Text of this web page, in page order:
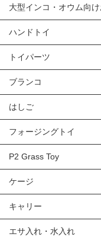
大型インコ・オウム向
ハンドトイ
トイパーツ
ブランコ
はしご
フォージングトイ
P2 Grass Toy
ケージ
キャリー
エサ入れ・水入れ